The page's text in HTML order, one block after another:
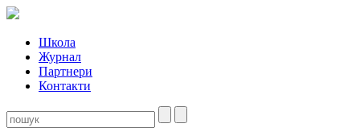
Школа
Журнал
Партнери
Контакти